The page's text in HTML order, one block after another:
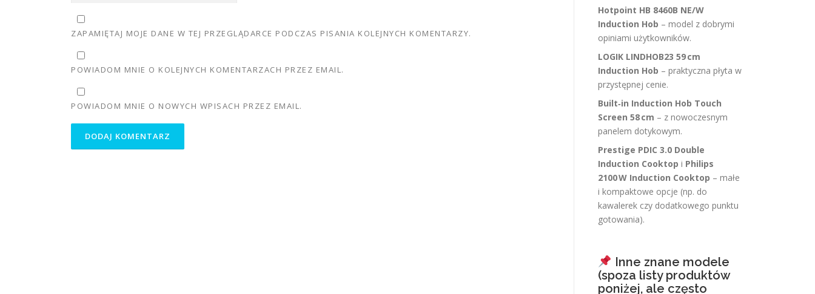
ZAPAMIĘTAJ MOJE DANE W TEJ PRZEGLĄDARCE PODCZAS PISANIA KOLEJNYCH KOMENTARZY.
POWIADOM MNIE O KOLEJNYCH KOMENTARZACH PRZEZ EMAIL.
POWIADOM MNIE O NOWYCH WPISACH PRZEZ EMAIL.
Hotpoint HB 8460B NE/W
Induction Hob – model z dobrymi
opiniami użytkowników.
LOGIK LINDHOB23 59 cm
Induction Hob – praktyczna płyta w
przystępnej cenie.
Built‑in Induction Hob Touch
Screen 58 cm – z nowoczesnym
panelem dotykowym.
Prestige PDIC 3.0 Double
Induction Cooktop i Philips
2100 W Induction Cooktop – małe
i kompaktowe opcje (np. do
kawalerek czy dodatkowego punktu
gotowania).
Inne znane modele
(spoza listy produktów
poniżej, ale często